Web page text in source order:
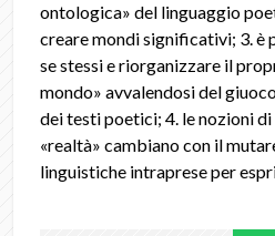
ontologica» del linguaggio
creare mondi significativi; 3. è
se stessi e riorganizzare il
mondo» avvalendosi del
dei testi poetici; 4. le nozioni di
«realtà» cambiano con il
linguistiche intraprese per